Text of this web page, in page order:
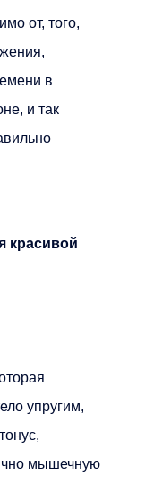
от, того,
в
и так
красивой
упругим,
мышечную